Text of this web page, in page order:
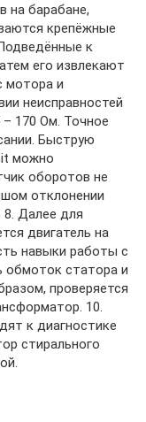
на барабане,
крепёжные
к
его извлекают
мотора и
неисправностей
– 170 Ом. Точное
Быструю
можно
оборотов не
отклонении
8. Далее для
двигатель на
навыки работы с
обмоток статора и
проверяется
10.
к диагностике
стирального